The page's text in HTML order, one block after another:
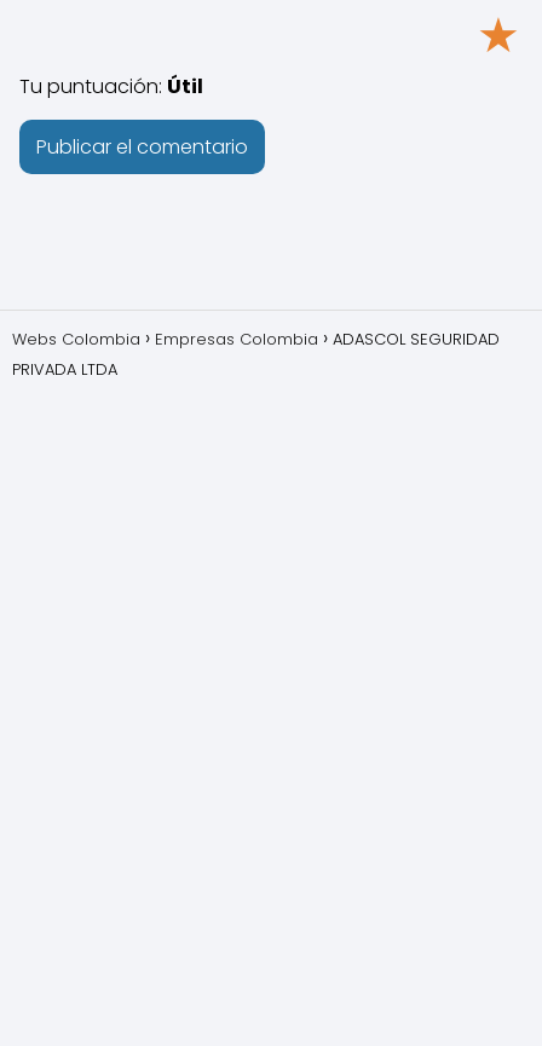
★
Tu puntuación: Útil
Webs Colombia Empresas Colombia
ADASCOL SEGURIDAD
PRIVADA LTDA